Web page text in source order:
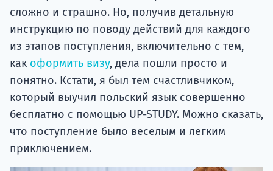
сложно и страшно. Но, получив детальную
инструкцию по поводу действий для каждого
из этапов поступления, включительно с тем,
как оформить визу, дела пошли просто и
понятно. Кстати, я был тем счастливчиком,
который выучил польский язык совершенно
бесплатно с помощью UP-STUDY. Можно сказать,
что поступление было веселым и легким
приключением.